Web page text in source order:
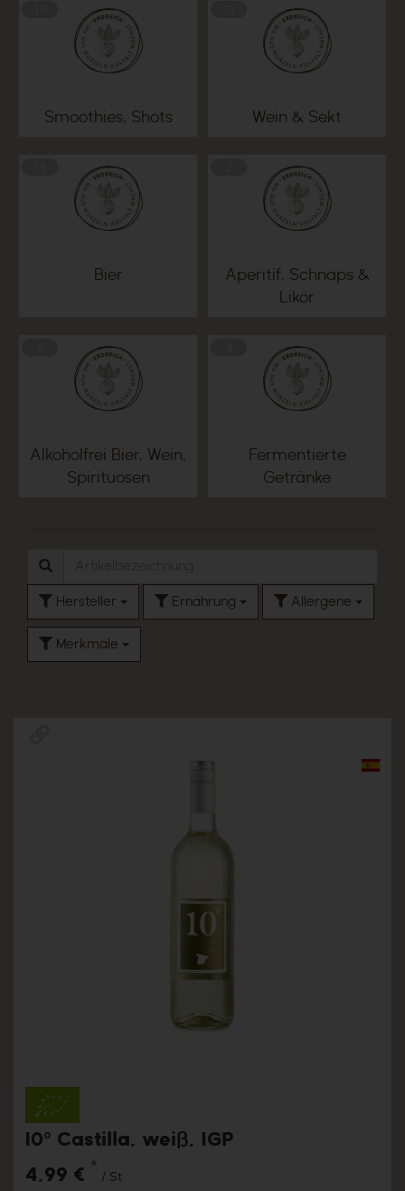
Smoothies, Shots Wein & Sekt
Bier
Aperitif, Schnaps &
Likör
Alkoholfrei Bier, Wein,
Spirituosen
Fermentierte
Getränke
Hersteller Ernährung Allergene
Merkmale
10° Castilla, weiß, IGP
4,99 € *
/ St